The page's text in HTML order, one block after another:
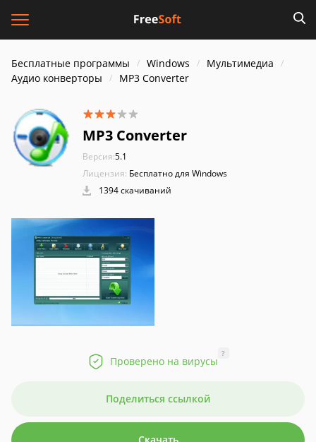
Бесплатные программы Windows
Мультимедиа
Аудио конверторы
MP3 Converter
MP3 Converter
Версия:5.1
Лицензия: Бесплатно для Windows
1394 скачиваний
Проверено на вирусы
?
Поделиться ссылкой